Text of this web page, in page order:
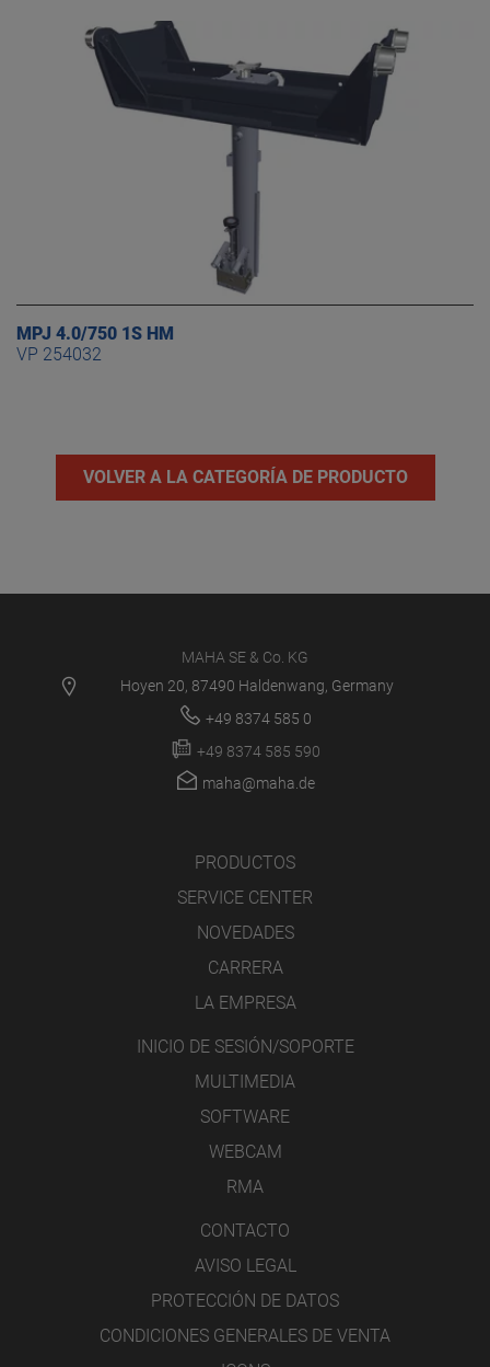
MPJ 4.0/750 1S HM
VP 254032
VOLVER A LA CATEGORÍA DE PRODUCTO
MAHA SE & Co. KG
Hoyen 20, 87490 Haldenwang, Germany
+49 8374 585 0
+49 8374 585 590
maha@maha.de
PRODUCTOS
SERVICE CENTER
NOVEDADES
CARRERA
LA EMPRESA
INICIO DE SESIÓN/SOPORTE
MULTIMEDIA
SOFTWARE
WEBCAM
RMA
CONTACTO
AVISO LEGAL
PROTECCIÓN DE DATOS
CONDICIONES GENERALES DE VENTA